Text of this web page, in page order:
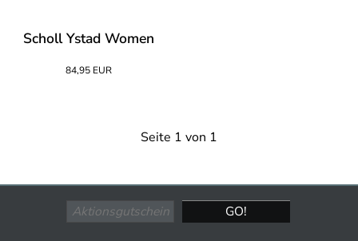
Scholl Ystad Women
84,95 EUR
Seite 1 von 1